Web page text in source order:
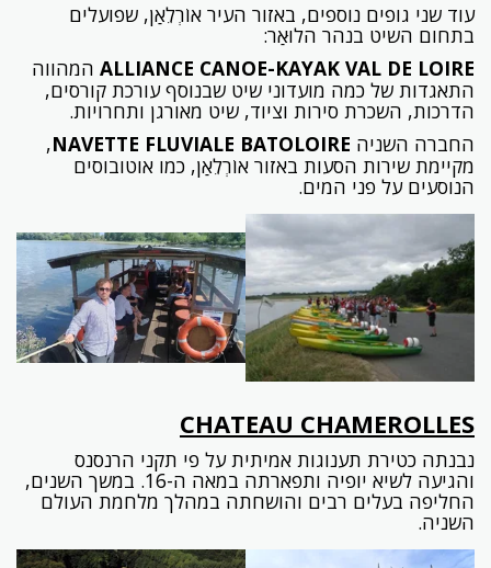
עוד שני גופים נוספים, באזור העיר אוֹרְלֵאַן, שפועלים
בתחום השיט בנהר הלוּאַר:
ALLIANCE CANOE-KAYAK VAL DE LOIRE המהווה
התאגדות של כמה מועדוני שיט שבנוסף עורכת קורסים,
הדרכות, השכרת סירות וציוד, שיט מאורגן ותחרויות.
החברה השניה NAVETTE FLUVIALE BATOLOIRE
,
מקיימת שירות הסעות באזור אוֹרְלֵאַן, כמו אוטובוסים
הנוסעים על פני המים.
CHATEAU CHAMEROLLES
נבנתה כטירת תענוגות אמיתית על פי תקני הרנסנס
והגיעה לשיא יופיה ותפארתה במאה ה-16. במשך השנים,
החליפה בעלים רבים והושחתה במהלך מלחמת העולם
השניה.